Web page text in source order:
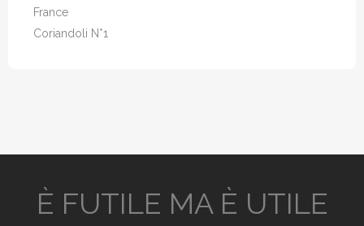
France
Coriandoli N*1
È FUTILE MA È UTILE